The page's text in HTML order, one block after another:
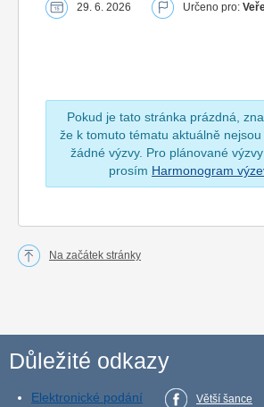
29. 6. 2026 Určeno pro:
Pokud je tato stránka prázdná,
že k tomuto tématu aktuálně
žádné výzvy. Pro plánované
prosím Harmonogram
Na začátek stránky
Důležité odkazy
Elektronické podání
Větší šance